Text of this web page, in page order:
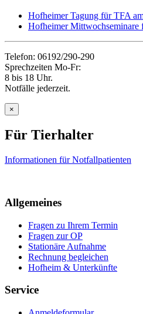
Hofheimer Tagung für TFA
Hofheimer Mittwochseminare
Telefon: 06192/290-290
Sprechzeiten Mo-Fr:
8 bis 18 Uhr.
Notfälle jederzeit.
×
Für Tierhalter
Informationen für Notfallpatienten
Allgemeines
Fragen zu Ihrem Termin
Fragen zur OP
Stationäre Aufnahme
Rechnung begleichen
Hofheim & Unterkünfte
Service